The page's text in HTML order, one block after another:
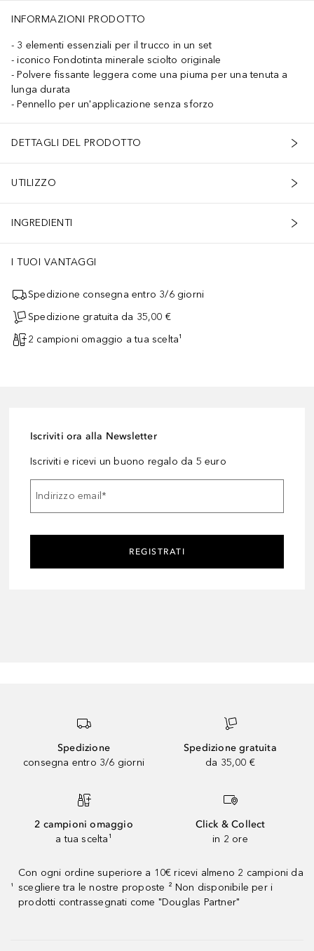
INFORMAZIONI PRODOTTO
3 elementi essenziali per il trucco in un set
iconico Fondotinta minerale sciolto originale
Polvere fissante leggera come una piuma per una tenuta a
lunga durata
Pennello per un'applicazione senza sforzo
DETTAGLI DEL PRODOTTO
UTILIZZO
INGREDIENTI
I TUOI VANTAGGI
Spedizione consegna entro 3/6 giorni
Spedizione gratuita da 35,00 €
2 campioni omaggio a tua scelta¹
Iscriviti ora alla Newsletter
Iscriviti e ricevi un buono regalo da 5 euro
Indirizzo email*
REGISTRATI
Spedizione
consegna entro 3/6 giorni
Spedizione gratuita
da 35,00 €
2 campioni omaggio
a tua scelta¹
Click & Collect
in 2 ore
¹
Con ogni ordine superiore a 10€ ricevi almeno 2 campioni da
scegliere tra le nostre proposte ² Non disponibile per i
prodotti contrassegnati come "Douglas Partner"